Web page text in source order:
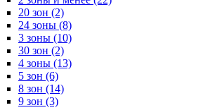
20 зон (2)
24 зоны (8)
3 зоны (10)
30 зон (2)
4 зоны (13)
5 зон (6)
8 зон (14)
9 зон (3)